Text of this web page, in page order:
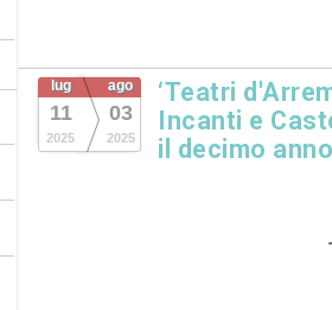
lug
11
2025
ago
03
2025
‘Teatri
Incanti e
il decimo